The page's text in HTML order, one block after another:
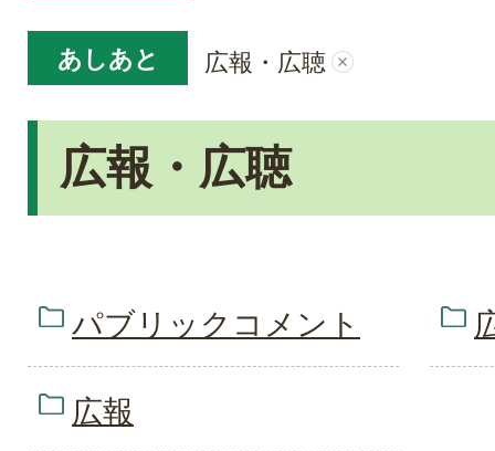
あしあと 広報・広聴
広報・広聴
パブリックコメント
広報